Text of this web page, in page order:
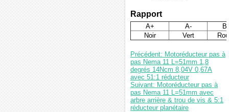
Rapport
A+ A-
Noir
Vert
Précédent: Motoréducteur pas à
pas Nema 11 L=51mm 1,8
degrés 14Ncm 8,04V 0,67A
avec 51:1 réducteur
Suivant: Motoréducteur pas à
pas Nema 11 L=51mm avec
arbre arrière & trou de vis & 5:1
réducteur planétaire